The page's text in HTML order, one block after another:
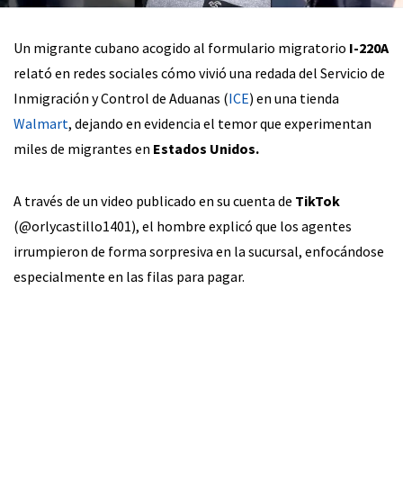
Un migrante cubano acogido al formulario migratorio I-220A
relató en redes sociales cómo vivió una redada del Servicio de
Inmigración y Control de Aduanas (ICE) en una tienda
Walmart, dejando en evidencia el temor que experimentan
miles de migrantes en Estados Unidos.
A través de un video publicado en su cuenta de TikTok
(@orlycastillo1401), el hombre explicó que los agentes
irrumpieron de forma sorpresiva en la sucursal, enfocándose
especialmente en las filas para pagar.